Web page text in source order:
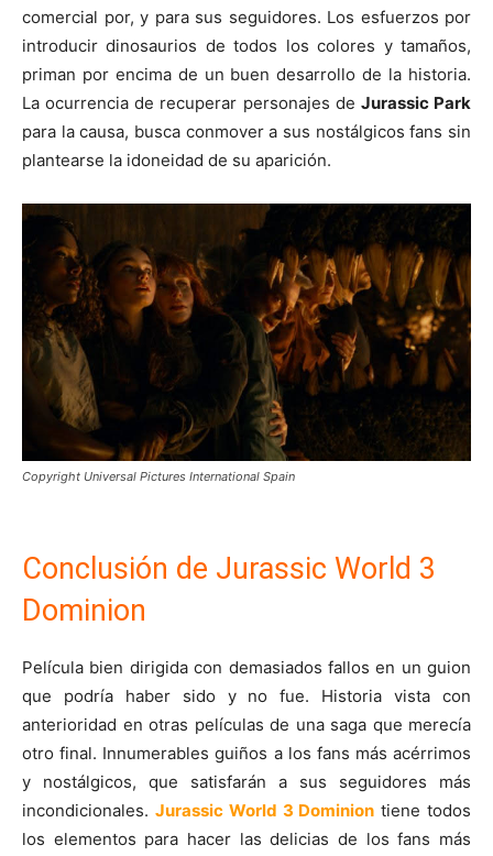
comercial por, y para sus seguidores. Los esfuerzos por
introducir dinosaurios de todos los colores y tamaños,
priman por encima de un buen desarrollo de la historia.
La ocurrencia de recuperar personajes de Jurassic Park
para la causa, busca conmover a sus nostálgicos fans sin
plantearse la idoneidad de su aparición.
Copyright Universal Pictures International Spain
Conclusión de Jurassic World 3
Dominion
Película bien dirigida con demasiados fallos en un guion
que podría haber sido y no fue. Historia vista con
anterioridad en otras películas de una saga que merecía
otro final. Innumerables guiños a los fans más acérrimos
y nostálgicos, que satisfarán a sus seguidores más
incondicionales. Jurassic World 3 Dominion tiene todos
los elementos para hacer las delicias de los fans más